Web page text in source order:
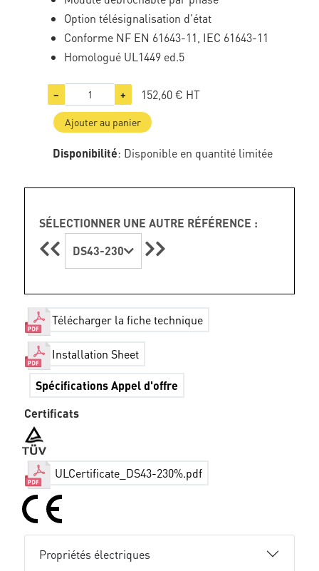
Option télésignalisation d'état
Conforme NF EN 61643-11, IEC 61643-11
Homologué UL1449 ed.5
− + 152,60 € HT
Ajouter au panier
Disponibilité: Disponible en quantité limitée
SÉLECTIONNER UNE AUTRE RÉFÉRENCE :
DS43-230
Télécharger la fiche technique
Installation Sheet
Spécifications Appel d'offre
Certificats
ULCertificate_DS43-230%.pdf
Propriétés électriques